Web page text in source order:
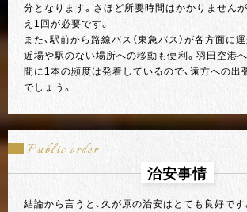
分となります。さほど所要時間はかかりません
え1回が必要です。
また、駅前から路線バス（東急バス）が各方面に
近場や駅のない場所への移動も便利。羽田空港
間に1本の頻度は発着しているので、遠方への出
でしょう。
Public order
治安事情
結論から言うと、久が原の治安はとても良好で